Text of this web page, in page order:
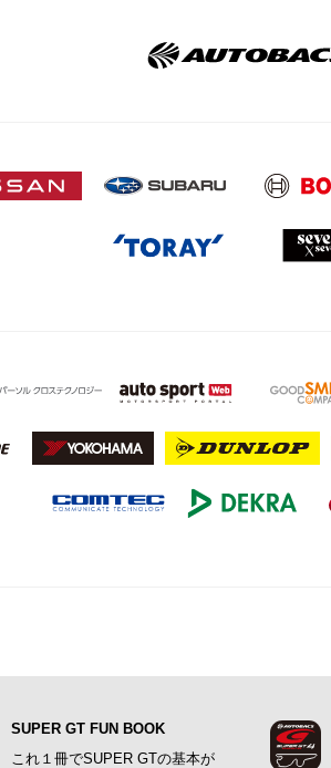
SUPER GT FUN BOOK
これ１冊でSUPER GTの基本が